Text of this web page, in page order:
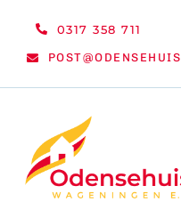
0317 358 711